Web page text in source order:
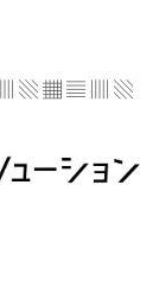
▧ ▦ ▤ ▥ ▧